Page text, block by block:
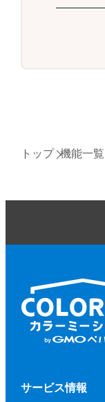
トップ 機能一覧
サービス情報